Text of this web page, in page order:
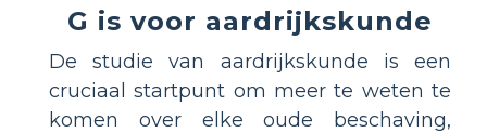
G is voor aardrijkskunde
De studie van aardrijkskunde is een
cruciaal startpunt om meer te weten te
komen over elke oude beschaving,